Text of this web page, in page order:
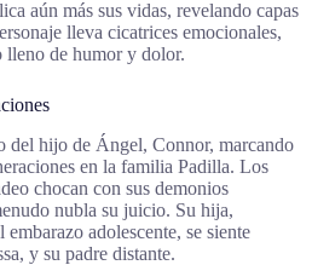
aún más sus vidas, revelando capas
lleva cicatrices emocionales,
lleno de humor y dolor.
del hijo de Ángel, Connor, marcando
en la familia Padilla. Los
chocan con sus demonios
nubla su juicio. Su hija,
adolescente, se siente
y su padre distante.